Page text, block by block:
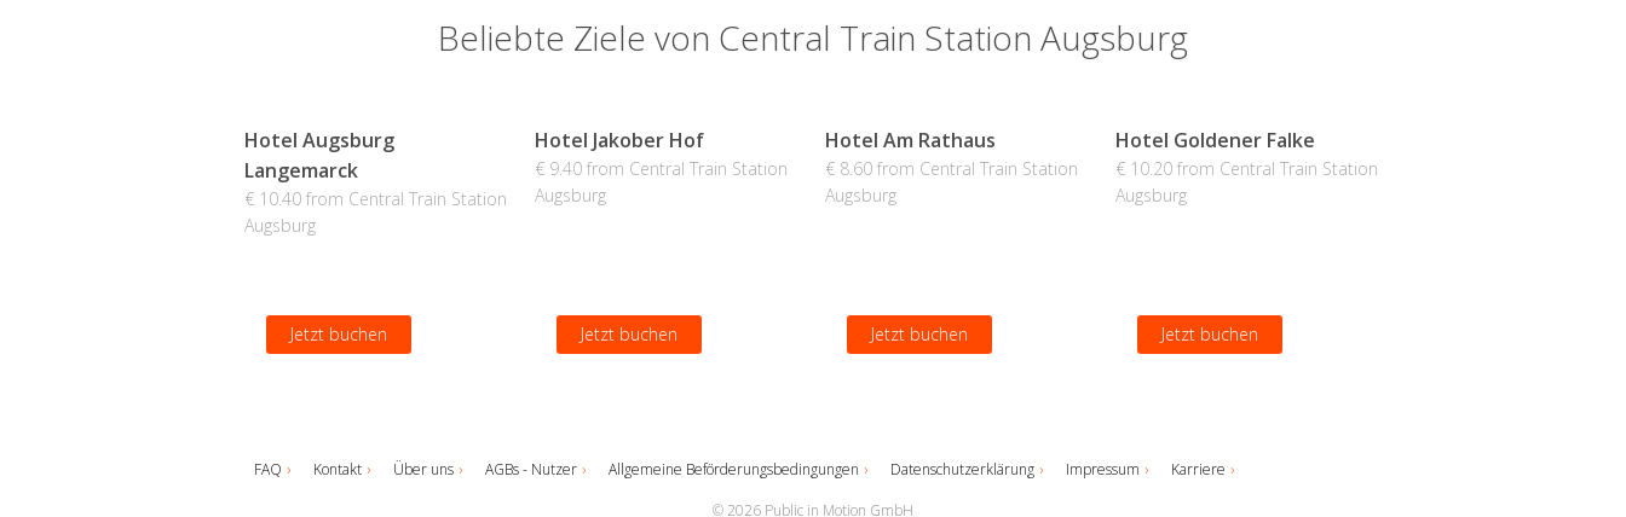
Beliebte Ziele von Central Train Station Augsburg
Hotel Augsburg
Langemarck
€ 10.40 from Central Train Station
Augsburg
Jetzt buchen
Hotel Jakober Hof
€ 9.40 from Central Train Station
Augsburg
Jetzt buchen
Hotel Am Rathaus
€ 8.60 from Central Train Station
Augsburg
Jetzt buchen
Hotel Goldener Falke
€ 10.20 from Central Train Station
Augsburg
Jetzt buchen
FAQ Kontakt Über uns AGBs - Nutzer Allgemeine Beförderungsbedingungen Datenschutzerklärung Impressum
Karriere
© 2026 Public in Motion GmbH